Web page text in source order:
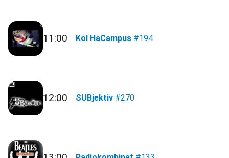
11:00 Kol HaCampus #194
12:00 SUBjektiv #270